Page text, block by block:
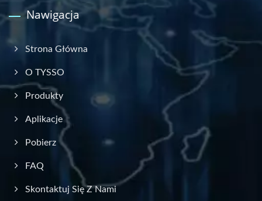
Nawigacja
Strona Główna
O TYSSO
Produkty
Aplikacje
Pobierz
FAQ
Skontaktuj Się Z Nami